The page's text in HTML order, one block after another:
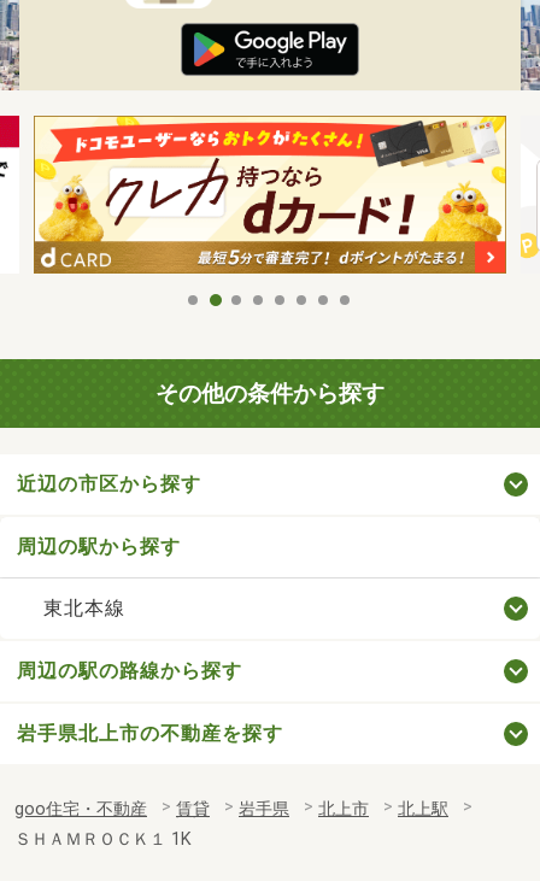
その他の条件から探す
近辺の市区から探す
周辺の駅から探す
東北本線
周辺の駅の路線から探す
岩手県北上市の不動産を探す
goo住宅・不動産 賃貸 岩手県 北上市
北上駅
ＳＨＡＭＲＯＣＫ１ 1K